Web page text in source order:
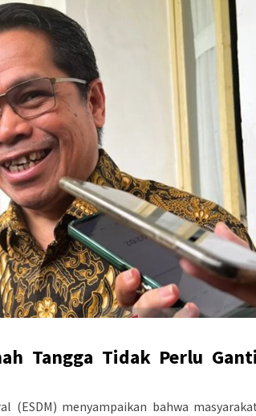
Tangga Tidak Perlu Ganti
(ESDM) menyampaikan bahwa